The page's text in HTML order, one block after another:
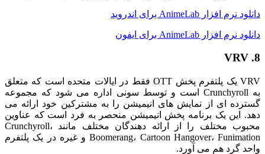
دانلود نرم افزار AnimeLab برای اندروید
دانلود نرم افزار AnimeLab برای ایفون
8. VRV
VRV یک پلتفرم پخش OTT فقط در ایالات متحده است که متعلق
به Crunchyroll است و توسط سونی اداره می شود که مجموعه
گسترده ای از نمایش های انیمیشن را به مشترکین خود ارائه می
دهد. این یک برنامه پخش انیمیشن منحصر به فرد است که عناوین
محبوب مختلف را از ارائه دهندگان مختلف مانند Crunchyroll،
Boomerang، Cartoon Hangover، Funimation و غیره در یک پلتفرم
واحد گرد هم می آورد.